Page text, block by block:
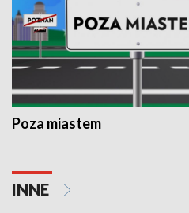
Poza miastem
INNE